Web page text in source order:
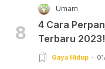
8
Umam
4 Cara
Terbaru 2023!
Gaya Hidup